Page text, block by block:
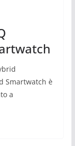
Smartwatch è
a